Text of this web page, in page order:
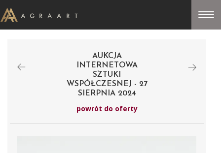
AUKCJA
INTERNETOWA
SZTUKI
WSPÓŁCZESNEJ - 27
SIERPNIA 2024
powrót do oferty